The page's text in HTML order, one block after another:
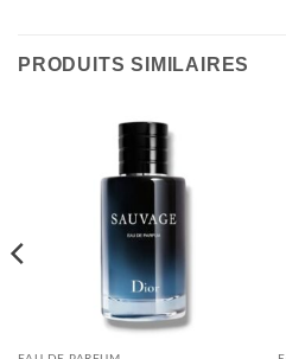
PRODUITS SIMILAIRES